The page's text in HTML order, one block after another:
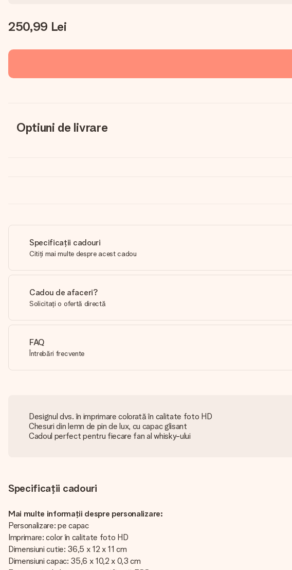
250,99 Lei
Optiuni de livrare
Specificații cadouri
Citiți mai multe despre acest cadou
Cadou de afaceri?
Solicitați o ofertă directă
FAQ
Întrebări frecvente
Designul dvs. în imprimare colorată în calitate foto HD
Chesuri din lemn de pin de lux, cu capac glisant
Cadoul perfect pentru fiecare fan al whisky-ului
Specificații cadouri
Mai multe informații despre personalizare:
Personalizare: pe capac
Imprimare: color în calitate foto HD
Dimensiuni cutie: 36,5 x 12 x 11 cm
Dimensiuni capac: 35,6 x 10,2 x 0,3 cm